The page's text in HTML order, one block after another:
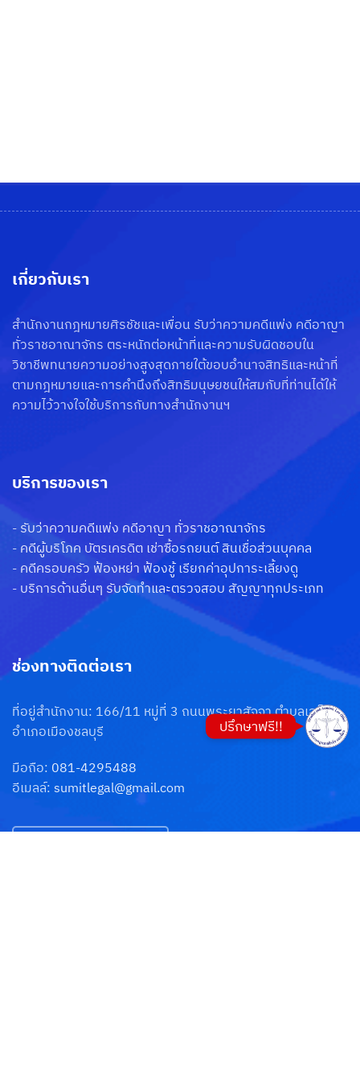
เกี่ยวกับเรา
สำนักงานกฎหมายศิรชัชและเพื่อน รับว่าความคดีแพ่ง คดีอาญา
ทั่วราชอาณาจักร ตระหนักต่อหน้าที่และความรับผิดชอบใน
วิชาชีพทนายความอย่างสูงสุดภายใต้ขอบอำนาจสิทธิและหน้าที่
ตามกฎหมายและการคำนึงถึงสิทธิมนุษยชนให้สมกับที่ท่านได้ให้
ความไว้วางใจใช้บริการกับทางสำนักงานฯ
บริการของเรา
- รับว่าความคดีแพ่ง คดีอาญา ทั่วราชอาณาจักร
- คดีผู้บริโภค บัตรเครดิต เช่าซื้อรถยนต์ สินเชื่อส่วนบุคคล
- คดีครอบครัว ฟ้องหย่า ฟ้องชู้ เรียกค่าอุปการะเลี้ยงดู
- บริการด้านอื่นๆ รับจัดทำและตรวจสอบ สัญญาทุกประเภท
ช่องทางติดต่อเรา
ที่อยู่สำนักงาน: 166/11 หมู่ที่ 3 ถนนพระยาสัจจา ตำบลเสม็ด
อำเภอเมืองชลบุรี
มือถือ: 081-4295488
อีเมลล์: sumitlegal@gmail.com
Line
ปรึกษาฟรี!!